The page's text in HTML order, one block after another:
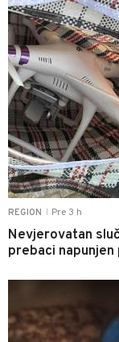
REGION Pre 3 h
Nevjerovatan
prebaci